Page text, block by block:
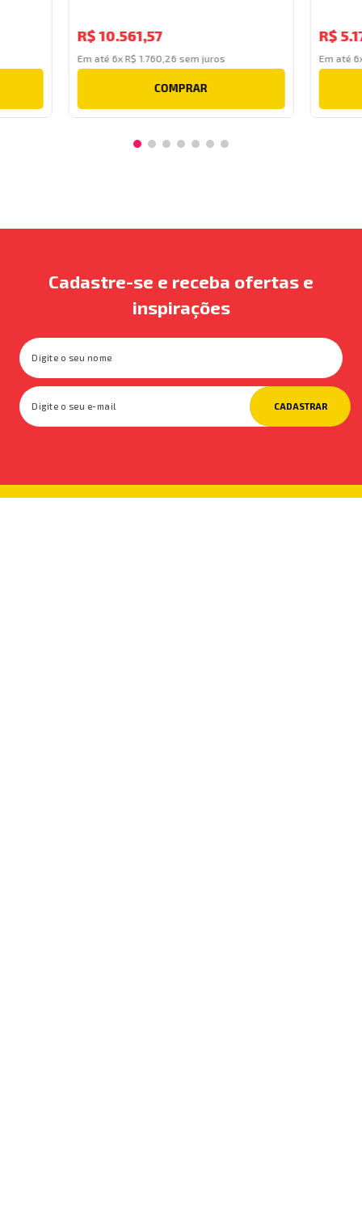
R$ 10.561,57
Em até 6x R$ 1 .760 26 sem juros
COMPRAR
R$5.
Em até 6
Cadastre-se e receba ofertas e
inspirações
CADASTRAR